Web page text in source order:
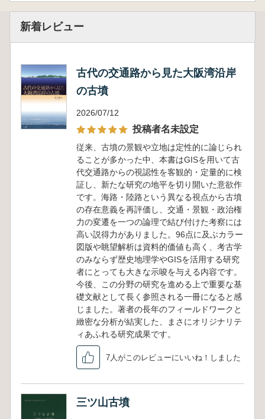
新着レビュー
古代の交通路から見た大阪湾沿岸
の古墳
2026/07/12
投稿者名未設定
従来、古墳の景観や立地は定性的に論じられ
ることが多かった中、本書はGISを用いて古
代交通路からの視認性を客観的・定量的に検
証し、新たな研究の地平を切り開いた意欲作
です。海路・陸路という異なる視点から古墳
の存在意義を再評価し、交通・景観・政治権
力の変遷を一つの論理で結び付けた考察には
高い説得力がありました。96点に及ぶカラー
図版や眺望解析は資料的価値も高く、考古学
のみならず歴史地理学やGISを活用する研究
者にとっても大きな示唆を与える内容です。
今後、この分野の研究を進める上で重要な基
礎文献として長く参照される一冊になると感
じました。著者の長年のフィールドワークと
緻密な分析が結実した、まさにオリジナリテ
ィあふれる研究成果です。
7人がこのレビューにいいね！しました
三ツ山古墳